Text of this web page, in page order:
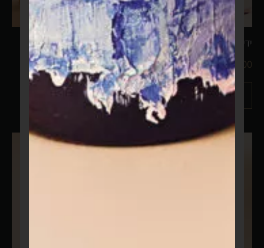
ידיים בצורת לב
₪1,499.00
–
₪1,999.00
מידע נוסף
ירושלים הורוד
₪ 999.00
–
₪1,499.00
מידע נוסף